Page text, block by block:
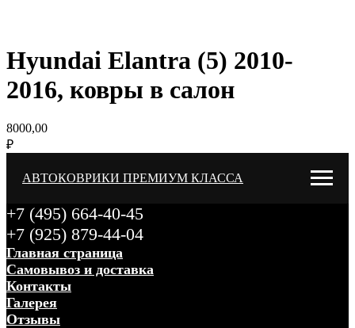
Hyundai Elantra (5) 2010-
2016, ковры в салон
8000,00
₽
АВТОКОВРИКИ ПРЕМИУМ КЛАССА
+7 (495) 664-40-45
+7 (925) 879-44-04
Главная страница
Самовывоз и доставка
Контакты
Галерея
Отзывы